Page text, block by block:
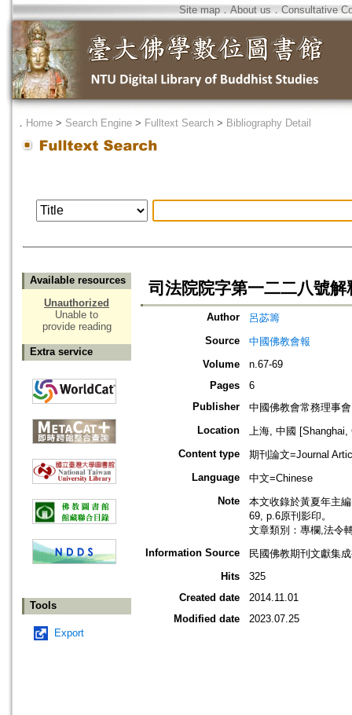
Site map．About us ． Consultative
． Home > Search Engine > Fulltext Search > Bibliography Detail
Available resources
Unauthorized
Unable to
provide reading
Extra service
Tools
Export
司法院院字第一二二八號解
Author
呂苾籌
Source
中國佛教會報
Volume
n.67-69
Pages
6
Publisher
中國佛教會常務理事會
Location
上海, 中國 [Shanghai,
Content type
期刊論文=Journal
Language
中文=Chinese
Note
本文收錄於黃夏年主
69, p.6原刊影印。
文章類別：專欄,法令
Information Source
民國佛教期刊文獻集
Hits
325
Created date
2014.11.01
Modified date
2023.07.25